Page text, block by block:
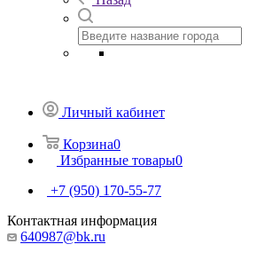
Личный кабинет
Корзина0
Избранные товары0
+7 (950) 170-55-77
Контактная информация
640987@bk.ru